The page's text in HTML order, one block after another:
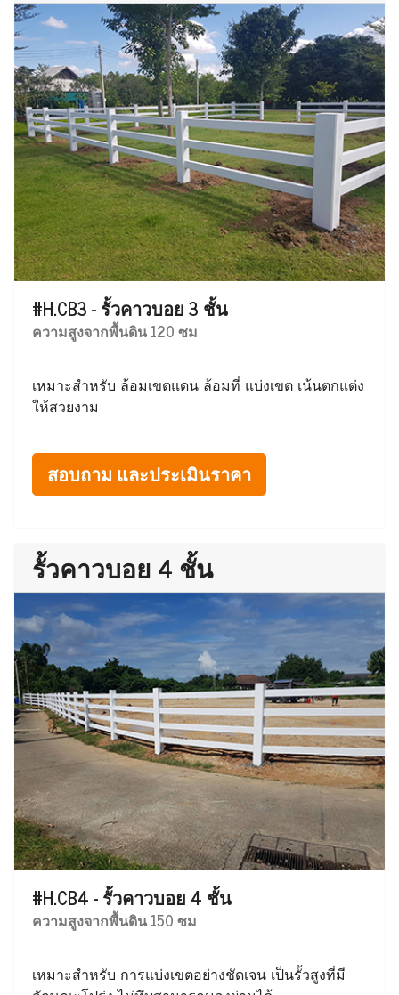
#H.CB3 - รั้วคาวบอย 3 ชั้น
ความสูงจากพื้นดิน 120 ซม
เหมาะสำหรับ ล้อมเขตแดน ล้อมที่ แบ่งเขต เน้นตกแต่ง
ให้สวยงาม
สอบถาม และประเมินราคา
รั้วคาวบอย 4 ชั้น
#H.CB4 - รั้วคาวบอย 4 ชั้น
ความสูงจากพื้นดิน 150 ซม
เหมาะสำหรับ การแบ่งเขตอย่างชัดเจน เป็นรั้วสูงที่มี